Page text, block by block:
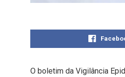
O boletim da Vigilância